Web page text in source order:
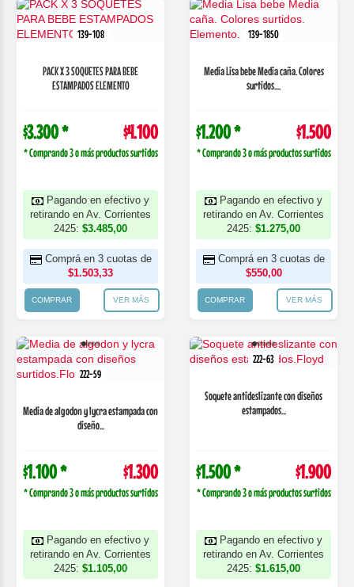
139-108
PACK X 3 SOQUETES PARA BEBE
ESTAMPADOS ELEMENTO
$3.300 * $4.100
* Comprando 3 o más productos surtidos
Pagando en efectivo y
retirando en Av. Corrientes
2425: $3.485,00
Comprá en 3 cuotas de
$1.503,33
COMPRAR VER MÁS
139-1850
Media Lisa bebe Media caña. Colores
surtidos....
$1.200 * $1.500
* Comprando 3 o más productos surtidos
Pagando en efectivo y
retirando en Av. Corrientes
2425: $1.275,00
Comprá en 3 cuotas de
$550,00
COMPRAR VER MÁS
222-59
Media de algodon y lycra estampada con
diseño...
$1.100 * $1.300
* Comprando 3 o más productos surtidos
Pagando en efectivo y
retirando en Av. Corrientes
2425: $1.105,00
222-63
Soquete antideslizante con diseños
estampados...
$1.500 * $1.900
* Comprando 3 o más productos surtidos
Pagando en efectivo y
retirando en Av. Corrientes
2425: $1.615,00